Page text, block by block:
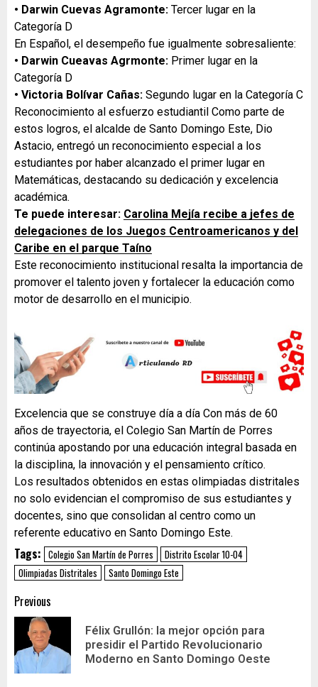
• Darwin Cuevas Agramonte: Tercer lugar en la
Categoría D
En Español, el desempeño fue igualmente sobresaliente:
• Darwin Cueavas Agrmonte: Primer lugar en la
Categoría D
• Victoria Bolívar Cañas: Segundo lugar en la Categoría C
Reconocimiento al esfuerzo estudiantil Como parte de
estos logros, el alcalde de Santo Domingo Este, Dio
Astacio, entregó un reconocimiento especial a los
estudiantes por haber alcanzado el primer lugar en
Matemáticas, destacando su dedicación y excelencia
académica.
Te puede interesar: Carolina Mejía recibe a jefes de
delegaciones de los Juegos Centroamericanos y del
Caribe en el parque Taíno
Este reconocimiento institucional resalta la importancia de
promover el talento joven y fortalecer la educación como
motor de desarrollo en el municipio.
Excelencia que se construye día a día Con más de 60
años de trayectoria, el Colegio San Martín de Porres
continúa apostando por una educación integral basada en
la disciplina, la innovación y el pensamiento crítico.
Los resultados obtenidos en estas olimpiadas distritales
no solo evidencian el compromiso de sus estudiantes y
docentes, sino que consolidan al centro como un
referente educativo en Santo Domingo Este.
Tags: Colegio San Martín de Porres
Distrito Escolar 10-04
Olimpiadas Distritales
Santo Domingo Este
Previous
Félix Grullón: la mejor opción para
presidir el Partido Revolucionario
Moderno en Santo Domingo Oeste